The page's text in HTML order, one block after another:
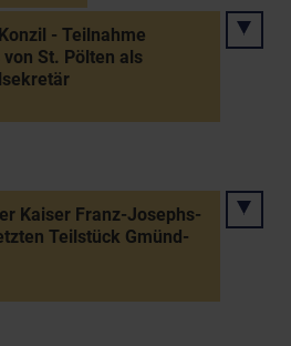
- Teilnahme
St. Pölten als
Kaiser Franz-Josephs-
Teilstück Gmünd-